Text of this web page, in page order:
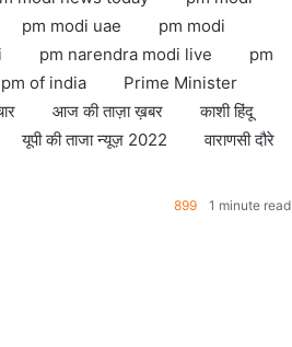
pm modi uae
pm modi
pm narendra modi live
pm
pm of india
Prime Minister
आज की ताज़ा ख़बर
काशी हिंदू
यूपी की ताजा न्यूज़ 2022
वाराणसी दौरे
899 1 minute read